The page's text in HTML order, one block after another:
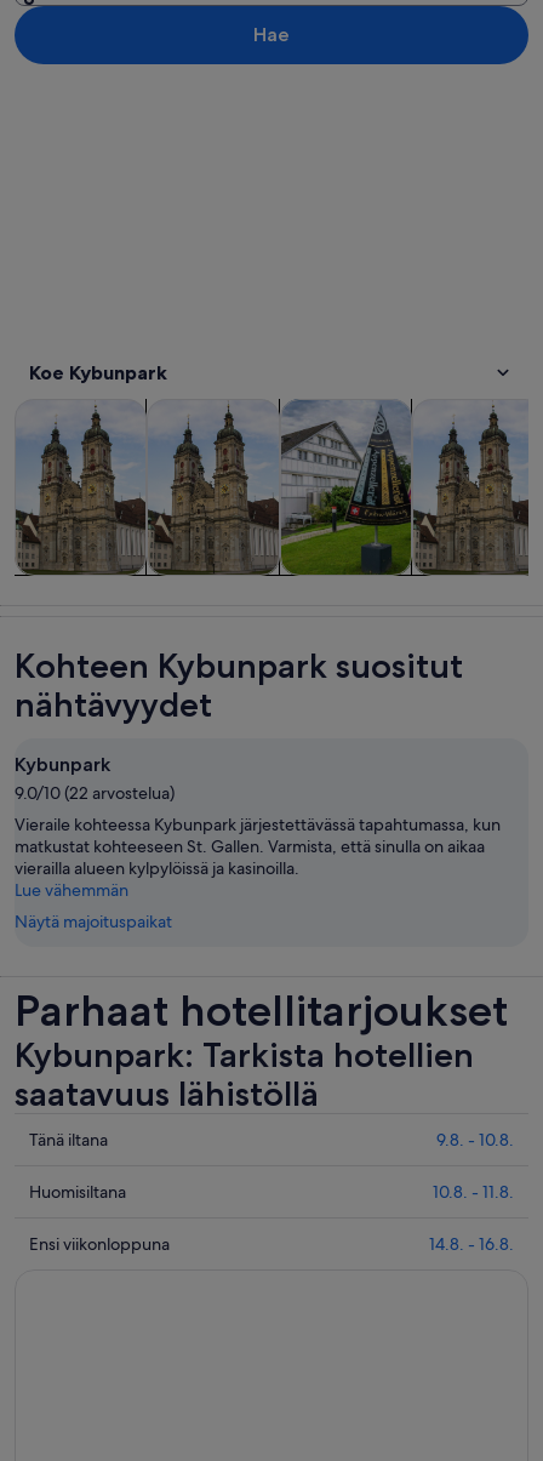
Hae
Koe Kybunpark
Kiertoajelut ja päiväretket Aukeaa uudelle välilehdelle
Historia ja kulttuuriAukeaa uudelle
Ruoka, juoma ja yöelämä
Yksityiset ja
Kohteen Kybunpark suositut
nähtävyydet
Kybunpark
9.0/10 (22 arvostelua)
Vieraile kohteessa Kybunpark järjestettävässä tapahtumassa, kun
matkustat kohteeseen St. Gallen. Varmista, että sinulla on aikaa
vierailla alueen kylpylöissä ja kasinoilla.
Lue vähemmän
Näytä majoituspaikat
Parhaat hotellitarjoukset
Kybunpark: Tarkista hotellien
saatavuus lähistöllä
Tarkista
lähellä
Kybunpark
Tänä iltana 9.8. - 10.8.
Tarkista
lähellä
Huomisiltana 10.8. - 11.8.
Tarkista
Ensi viikonloppuna 14.8. - 16.8.